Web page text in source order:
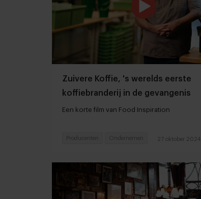
Zuivere Koffie, 's werelds eerste
koffiebranderij in de gevangenis
Een korte film van Food Inspiration
27 oktober 2024
Producenten Ondernemen